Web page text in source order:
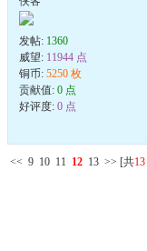
发帖: 1360
威望: 11944 点
铜币: 5250 枚
贡献值: 0 点
好评度: 0 点
<< 9 10 11 12 13 >> [共13